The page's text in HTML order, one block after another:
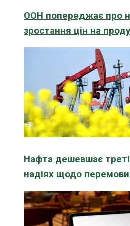
ООН попереджає про
зростання цін на
Нафта дешевшає
надіях щодо